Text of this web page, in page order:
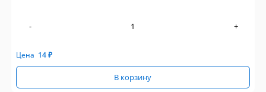
- +
Цена 14₽
В корзину